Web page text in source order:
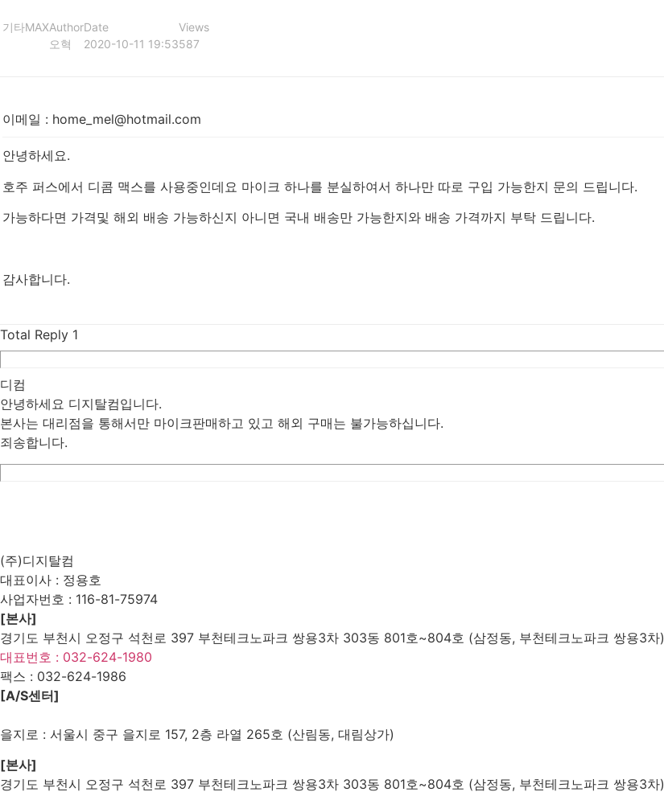
기타MAXAuthor
오혁
Date
2020-10-11 19:53
Views
587
이메일 : home_mel@hotmail.com
안녕하세요.
호주 퍼스에서 디콤 맥스를 사용중인데요 마이크 하나를 분실하여서 하나만 따로 구입 가능한지 문의 드립니다.
가능하다면 가격및 해외 배송 가능하신지 아니면 국내 배송만 가능한지와 배송 가격까지 부탁 드립니다.
감사합니다.
Total Reply 1
디컴
안녕하세요 디지탈컴입니다.
본사는 대리점을 통해서만 마이크판매하고 있고 해외 구매는 불가능하십니다.
죄송합니다.
(주)디지탈컴
대표이사 : 정용호
사업자번호 : 116-81-75974
[본사]
경기도 부천시 오정구 석천로 397 부천테크노파크 쌍용3차 303동 801호~804호 (삼정동, 부천테크노파크 쌍용3차)
대표번호 : 032-624-1980
팩스 : 032-624-1986
[A/S센터]
을지로 : 서울시 중구 을지로 157, 2층 라열 265호 (산림동, 대림상가)
[본사]
경기도 부천시 오정구 석천로 397 부천테크노파크 쌍용3차 303동 801호~804호 (삼정동, 부천테크노파크 쌍용3차)